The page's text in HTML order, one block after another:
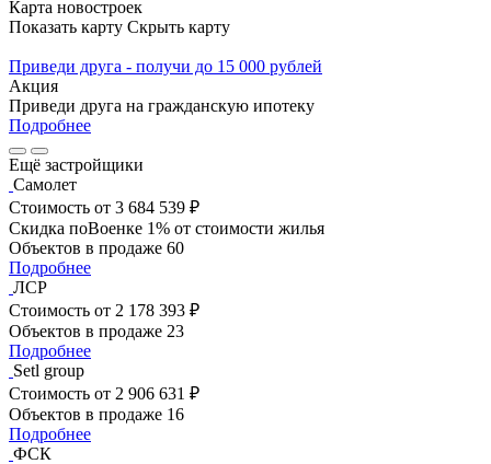
Карта новостроек
Показать карту Скрыть карту
Приведи друга - получи до 15 000 рублей
Акция
Приведи друга на гражданскую ипотеку
Подробнее
Ещё застройщики
Самолет
Стоимость от 3 684 539 ₽
Скидка поВоенке 1% от стоимости жилья
Объектов в продаже 60
Подробнее
ЛСР
Стоимость от 2 178 393 ₽
Объектов в продаже 23
Подробнее
Setl group
Стоимость от 2 906 631 ₽
Объектов в продаже 16
Подробнее
ФСК